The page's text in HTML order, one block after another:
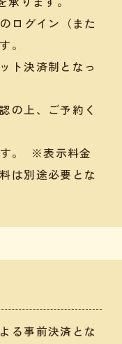
ログイン（また
。
ト決済制となっ
の上、ご予約く
。 ※表示料金
は別途必要とな
る事前決済とな